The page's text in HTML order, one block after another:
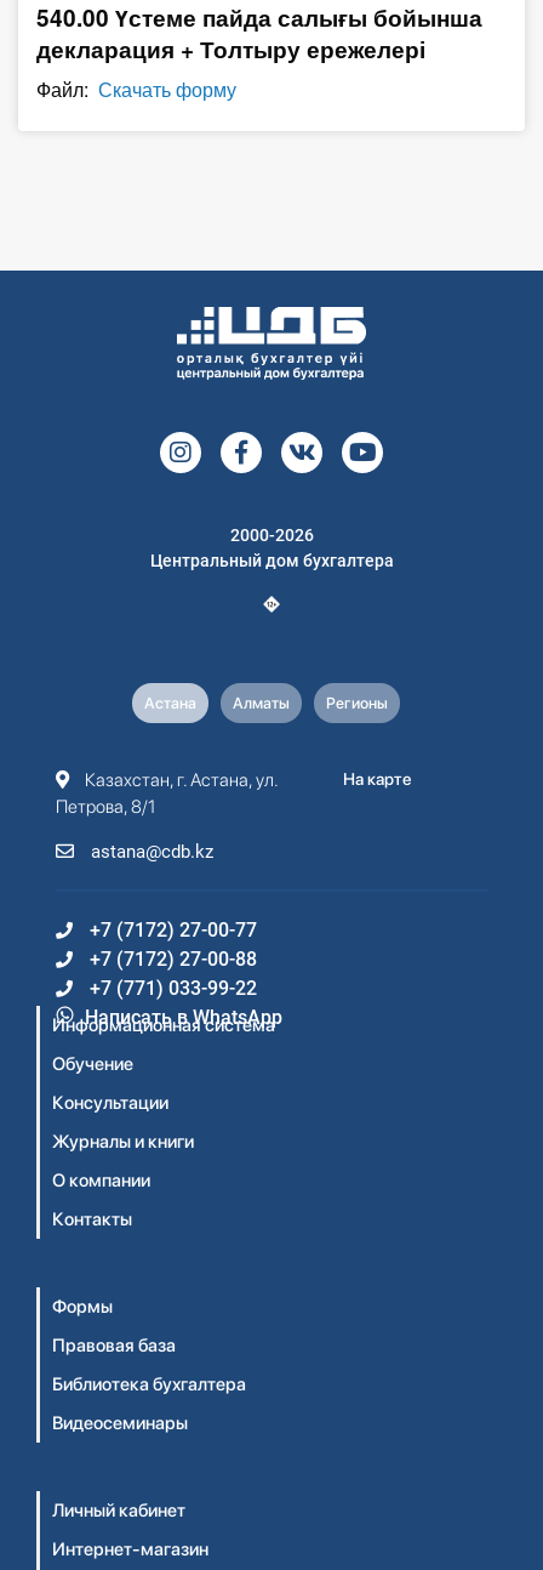
Обучение
Тарифы
Тестирование для
540.00 Үстеме пайда салығы бойынша
декларация + Толтыру ережелері
Файл: Скачать форму
2000-2026
Центральный дом бухгалтера
Астана Алматы Регионы
Казахстан, г. Астана, ул.
Петрова, 8/1
astana@cdb.kz
На карте
+7 (7172) 27-00-77
+7 (7172) 27-00-88
+7 (771) 033-99-22
Написать в WhatsApp
Информационная система
Обучение
Консультации
Журналы и книги
О компании
Контакты
Формы
Правовая база
Библиотека бухгалтера
Видеосеминары
Личный кабинет
Интернет-магазин